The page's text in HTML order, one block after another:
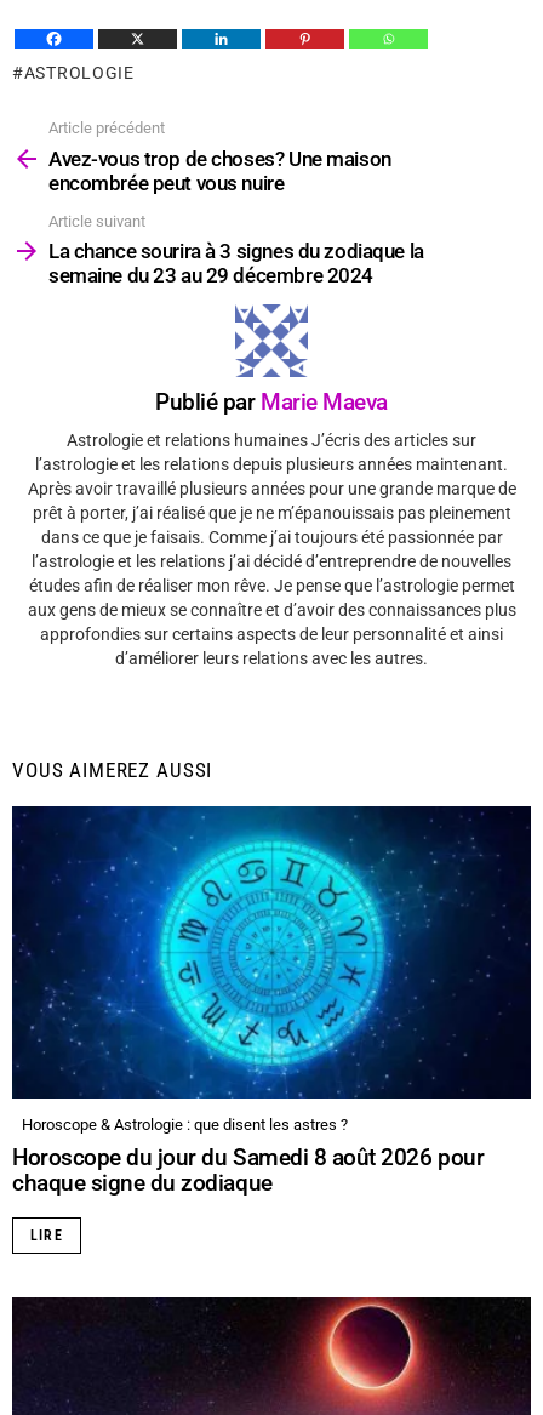
ASTROLOGIE
plus
Article précédent
Avez-vous trop de choses? Une maison
encombrée peut vous nuire
Article suivant
La chance sourira à 3 signes du zodiaque la
semaine du 23 au 29 décembre 2024
Publié par Marie Maeva
Astrologie et relations humaines J’écris des articles sur
l’astrologie et les relations depuis plusieurs années maintenant.
Après avoir travaillé plusieurs années pour une grande marque de
prêt à porter, j’ai réalisé que je ne m’épanouissais pas pleinement
dans ce que je faisais. Comme j’ai toujours été passionnée par
l’astrologie et les relations j’ai décidé d’entreprendre de nouvelles
études afin de réaliser mon rêve. Je pense que l’astrologie permet
aux gens de mieux se connaître et d’avoir des connaissances plus
approfondies sur certains aspects de leur personnalité et ainsi
d’améliorer leurs relations avec les autres.
VOUS AIMEREZ AUSSI
Horoscope & Astrologie : que disent les astres ?
Horoscope du jour du Samedi 8 août 2026 pour
chaque signe du zodiaque
LIRE